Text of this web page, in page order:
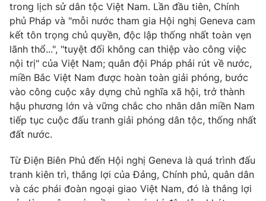
trong lịch sử dân tộc Việt Nam. Lần đầu tiên, Chính
phủ Pháp và "mỗi nước tham gia Hội nghị Geneva cam
kết tôn trọng chủ quyền, độc lập thống nhất toàn vẹn
lãnh thổ...", "tuyệt đối không can thiệp vào công việc
nội trị" của Việt Nam; quân đội Pháp phải rút về nước,
miền Bắc Việt Nam được hoàn toàn giải phóng, bước
vào công cuộc xây dựng chủ nghĩa xã hội, trở thành
hậu phương lớn và vững chắc cho nhân dân miền Nam
tiếp tục cuộc đấu tranh giải phóng dân tộc, thống nhất
đất nước.
Từ Điện Biên Phủ đến Hội nghị Geneva là quá trình đấu
tranh kiên trì, thắng lợi của Đảng, Chính phủ, quân dân
và các phái đoàn ngoại giao Việt Nam, đó là thắng lợi